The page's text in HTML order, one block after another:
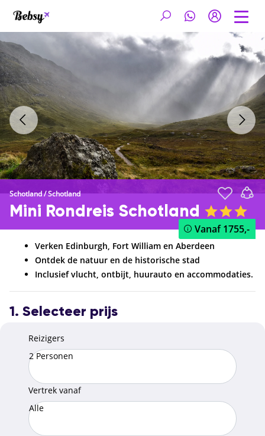
Schotland/Schotland
Mini Rondreis Schotland
Vanaf1755,-
Verken Edinburgh, Fort William en Aberdeen
Ontdek de natuur en de historische stad
Inclusief vlucht, ontbijt, huurauto en accommodaties.
1. Selecteer prijs
Reizigers
2 Personen
Vertrek vanaf
Alle